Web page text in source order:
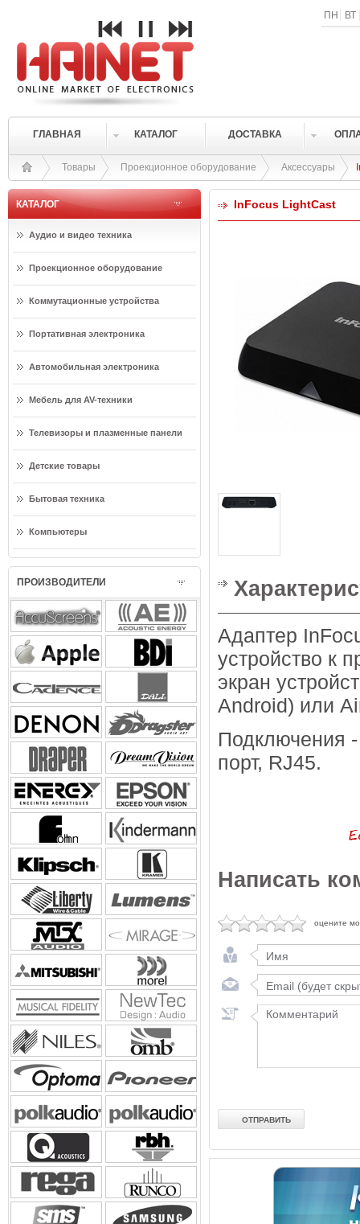
ПН ВТ
ГЛАВНАЯ КАТАЛОГ ДОСТАВКА
Товары Проекционное оборудование Аксессуары
КАТАЛОГ
Аудио и видео техника
Проекционное оборудование
Коммутационные устройства
Портативная электроника
Автомобильная электроника
Мебель для AV-техники
Телевизоры и плазменные панели
Детские товары
Бытовая техника
Компьютеры
ПРОИЗВОДИТЕЛИ
InFocus LightCast
Адаптер
устройство к
экран
Android) или
Подключения
порт, RJ45.
Написать
оцените